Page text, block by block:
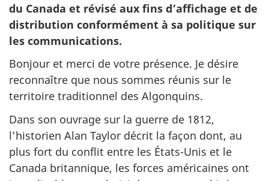
du Canada et révisé aux fins d’affichage et de
distribution conformément à sa politique sur
les communications.
Bonjour et merci de votre présence. Je désire
reconnaître que nous sommes réunis sur le
territoire traditionnel des Algonquins.
Dans son ouvrage sur la guerre de 1812,
l’historien Alan Taylor décrit la façon dont, au
plus fort du conflit entre les États-Unis et le
Canada britannique, les forces américaines ont